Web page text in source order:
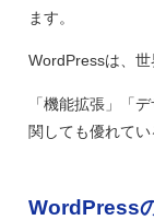
ます。
WordPressは、世
「機能拡張」「
関しても優れて
WordPress